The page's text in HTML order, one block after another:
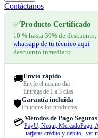
Contáctanos
✅Producto Certificado
10 % hasta 30% de
whatsapp de tu técnico aquí
descuento inmediato
🚚Envío rápido
Envío el mismo dia
Entrega de 1 a 3 días
🛡️Garantía incluida
En todos los productos
💳Métodos de Pago Seguros
PayU, Nequi, MercadoPago,
tarjetas crédito y débito. ver